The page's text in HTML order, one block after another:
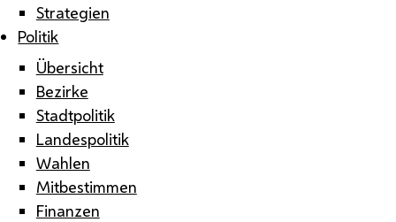
Strategien
Politik
Übersicht
Bezirke
Stadtpolitik
Landespolitik
Wahlen
Mitbestimmen
Finanzen